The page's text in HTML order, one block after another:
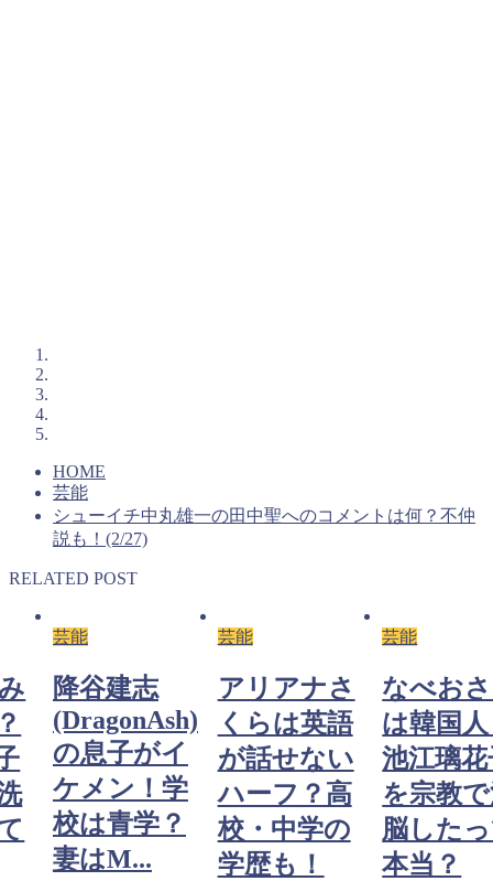
HOME
芸能
シューイチ中丸雄一の田中聖へのコメントは何？不仲
説も！(2/27)
RELATED POST
芸能
降谷建志
(DragonAsh)
の息子がイ
ケメン！学
校は青学？
妻はM...
芸能
アリアナさ
くらは英語
が話せない
ハーフ？高
校・中学の
学歴も！
芸能
なべお
は韓国
池江璃
を宗教
脳した
本当？